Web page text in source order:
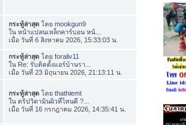
กระทู้ล่าสุด โดยmookgun9
ในหน้าแปลนเหล็กคาร์บอน หน้...
เมื่อ วันที่ 6 สิงหาคม 2026, 15:33:03 น.
กระทู้ล่าสุด โดยforaliv11
ใน Re: รับติดตั้งแอร์บ้านรา...
เมื่อ วันที่ 23 มิถุนายน 2026, 21:13:11 น.
กระทู้ล่าสุด โดยthathiemt
ในดริปวิตามินผิวที่ไหนดี ?...
เมื่อ วันที่ 16 กรกฎาคม 2026, 14:35:41 น.